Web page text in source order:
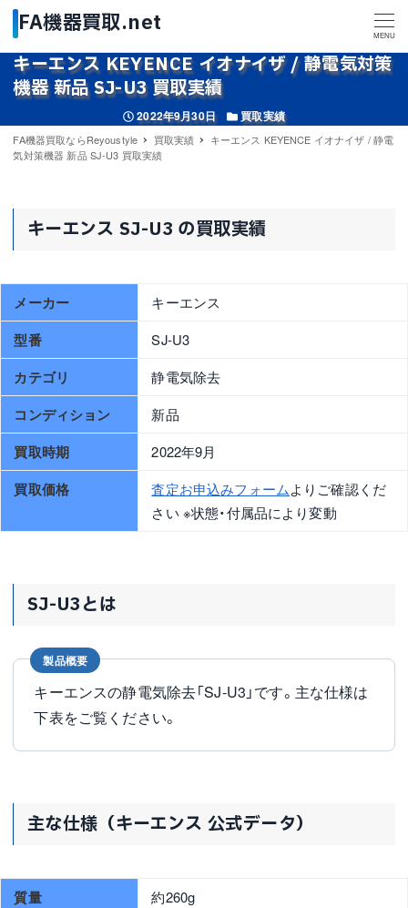
MENU
キーエンス KEYENCE イオナイザ / 静電気対策
機器 新品 SJ-U3 買取実績
投稿日
2022年9月30日 カテゴリー
買取実績
FA機器買取ならReyoustyle 買取実績
キーエンス KEYENCE イオナイザ / 静電
気対策機器 新品 SJ-U3 買取実績
キーエンス SJ-U3 の買取実績
メーカー キーエンス
型番 SJ-U3
カテゴリ 静電気除去
コンディション 新品
買取時期 2022年9月
買取価格 査定お申込みフォームよりご確認くだ
さい ※状態・付属品により変動
SJ-U3とは
製品概要
キーエンスの静電気除去「SJ-U3」です。主な仕様は
下表をご覧ください。
主な仕様（キーエンス 公式データ）
質量 約260g